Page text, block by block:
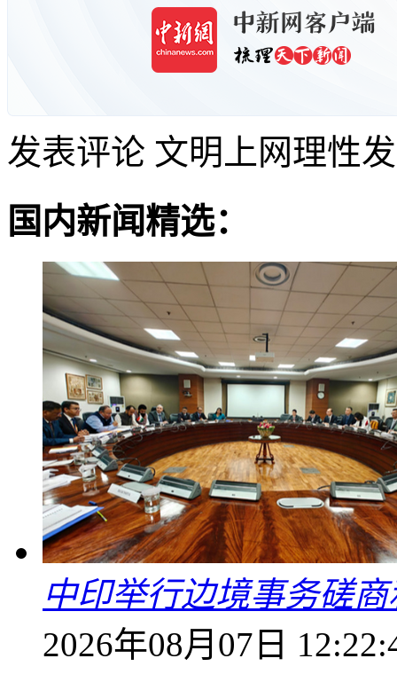
发表评论 文明上网理性
国内新闻精选：
中印举行边境事务磋
2026年08月07日